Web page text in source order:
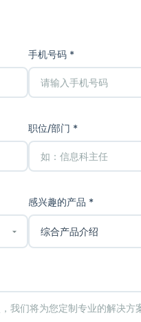
手机号码 *
职位/部门 *
感兴趣的产品 *